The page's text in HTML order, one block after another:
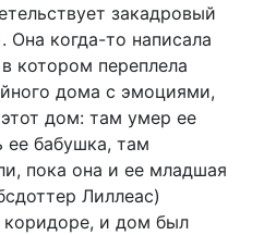
закадровый
Она когда-то написала
котором переплела
дома с эмоциями,
дом: там умер ее
ее бабушка, там
пока она и ее младшая
Лиллеас)
коридоре, и дом был